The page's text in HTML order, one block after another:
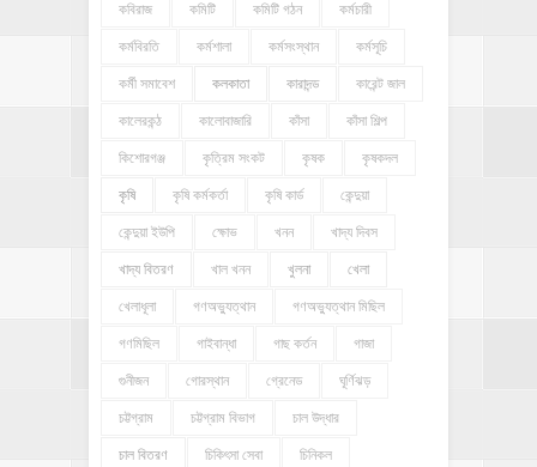
কবিরাজ কমিটি কমিটি গঠন কর্মচারী
কর্মবিরতি কর্মশালা কর্মসংস্থান কর্মসূচি
কর্মী সমাবেশ কলকাতা কারাদন্ড কারেন্ট জাল
কালেরকন্ঠ কালোবাজারি কাঁসা কাঁসা শিল্প
কিশোরগঞ্জ কৃত্রিম সংকট কৃষক কৃষকদল
কৃষি কৃষি কর্মকর্তা কৃষি কার্ড কেন্দুয়া
কেন্দুয়া ইউপি ক্ষোভ খনন খাদ্য দিবস
খাদ্য বিতরণ খাল খনন খুলনা খেলা
খেলাধূলা গণঅভ্যুত্থান গণঅভ্যুত্থান মিছিল
গণমিছিল গাইবান্ধা গাছ কর্তন গাজা
গুনীজন গোরস্থান গ্রেনেড ঘূর্ণিঝড়
চট্টগ্রাম চট্টগ্রাম বিভাগ চাল উদ্ধার
চাল বিতরণ চিকিৎসা সেবা চিনিকল